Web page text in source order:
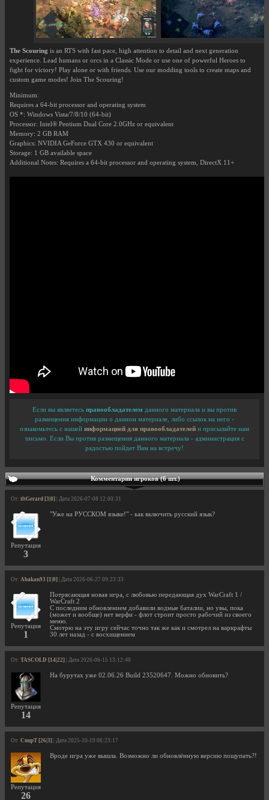
The Scouring is an RTS with fast pace, high attention to detail and next generation
experience. Lead humans or orcs in a Classic Mode or use one of powerful Heroes to
fight for victory! Play alone or with friends. Use our modding tools to create maps and
custom game modes! Join The Scouring!
Minimum:
Requires a 64-bit processor and operating system
OS *: Windows Vista/7/8/10 (64-bit)
Processor: Intel® Pentium Dual Core 2.0GHz or equivalent
Memory: 2 GB RAM
Graphics: NVIDIA GeForce GTX 430 or equivalent
Storage: 1 GB available space
Additional Notes: Requires a 64-bit processor and operating system, DirectX 11+
Если вы являетесь правообладателем данного материала и вы против
размещения информации о данном материале, либо ссылок на него -
ознакомьтесь с нашей информацией для правообладателей и присылайте нам
письмо. Если Вы против размещения данного материала - администрация с
радостью пойдет Вам на встречу!
Комментарии игроков (6 шт.)
От: tltGerard [3|0] | Дата 2026-07-08 12:00:31
Репутация
3
"Уже на РУССКОМ языке!" - как включить русский язык?
От: Abakan93 [1|0] | Дата 2026-06-27 09:23:33
Репутация
1
Потрясающая новая игра, с любовью передающая дух WarCraft 1 /
WarCraft 2
С последним обновлением добавили водные баталии, но увы, пока
(может и вообще) нет верфи - флот строит просто рабочий из своего
меню.
Смотрю на эту игру сейчас точно так же как и смотрел на варкрафты
30 лет назад - с восхищением
От: TASCOLD [14|22] | Дата 2026-06-15 13:12:40
Репутация
14
На бурутах уже 02.06.26 Build 23520647. Можно обновить?
От: CnupT [26|3] | Дата 2025-10-19 06:23:17
Репутация
26
Вроде игра уже вышла. Возможно ли обновлённую версию пощупать?!